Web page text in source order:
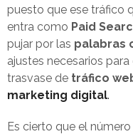
puesto que ese tráfico
entra como Paid
pujar por las palabras
ajustes necesarios
trasvase de tráfico
marketing digital.
Es cierto que el